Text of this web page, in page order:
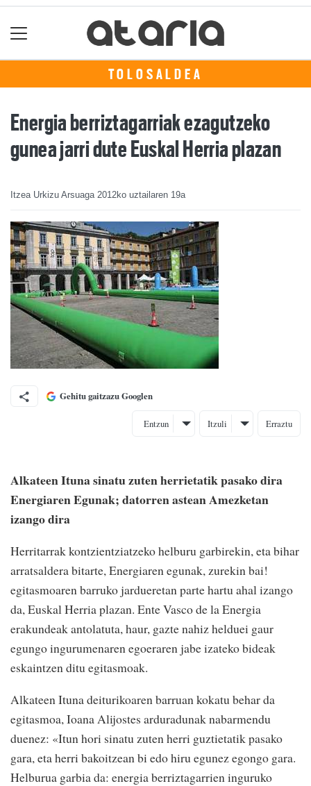
TOLOSALDEA
Energia berriztagarriak ezagutzeko
gunea jarri dute Euskal Herria plazan
Itzea Urkizu Arsuaga 2012ko uztailaren 19a
Gehitu gaitzazu Googlen
Entzun Itzuli Erraztu
Alkateen Ituna sinatu zuten herrietatik pasako dira
Energiaren Egunak; datorren astean Amezketan
izango dira
Herritarrak kontzientziatzeko helburu garbirekin, eta bihar
arratsaldera bitarte, Energiaren egunak, zurekin bai!
egitasmoaren barruko jardueretan parte hartu ahal izango
da, Euskal Herria plazan. Ente Vasco de la Energia
erakundeak antolatuta, haur, gazte nahiz helduei gaur
egungo ingurumenaren egoeraren jabe izateko bideak
eskaintzen ditu egitasmoak.
Alkateen Ituna deiturikoaren barruan kokatu behar da
egitasmoa, Ioana Alijostes arduradunak nabarmendu
duenez: «Itun hori sinatu zuten herri guztietatik pasako
gara, eta herri bakoitzean bi edo hiru egunez egongo gara.
Helburua garbia da: energia berriztagarrien inguruko